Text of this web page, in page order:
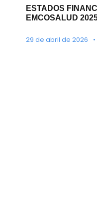
ESTADOS
EMCOSALUD
29 de abril de 2026 •